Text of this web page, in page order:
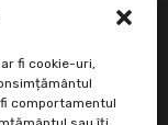
fi cookie-uri,
comportamentul